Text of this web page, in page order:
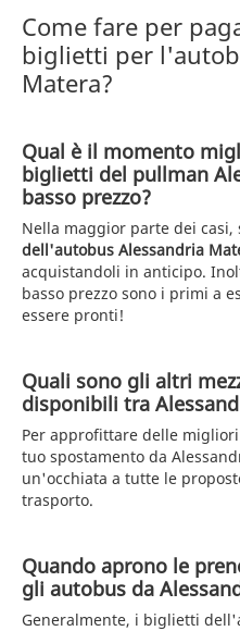
Come fare per
biglietti per
Matera?
Qual è il momento
biglietti del pullman
basso prezzo?
Nella maggior parte dei casi,
dell'autobus Alessandria
acquistandoli in anticipo.
basso prezzo sono i primi a
essere pronti!
Quali sono gli altri
disponibili tra
Per approfittare delle
tuo spostamento da
un'occhiata a tutte le
trasporto.
Quando aprono le
gli autobus da
Generalmente, i biglietti